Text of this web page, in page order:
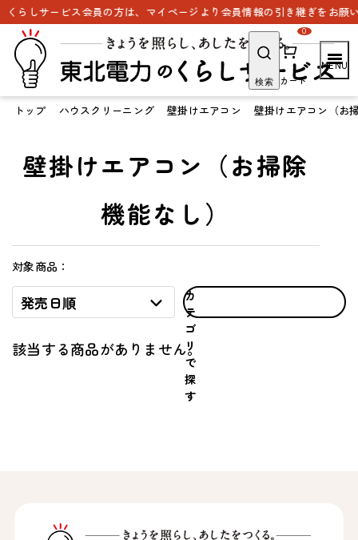
しサービス会員の方は、マイページより会員情報の引き継ぎをお願い
検索 カート
0
トップ ハウスクリーニング 壁掛けエアコン 壁掛けエアコン（お
壁掛けエアコン（お掃除
機能なし）
対象商品：
発売日順
カ
テ
ゴ
リ
で
探
す
該当する商品がありません。